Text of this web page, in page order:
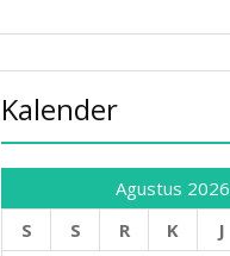
Kalender
Agustus 2026
S
S R K J